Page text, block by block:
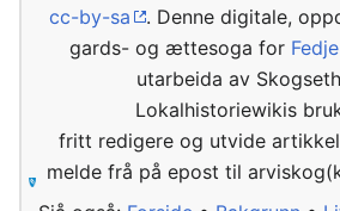
cc-by-sa
. Denne digitale,
gards- og ættesoga for
utarbeida av
Lokalhistoriewikis
fritt redigere og utvide
melde frå på epost til